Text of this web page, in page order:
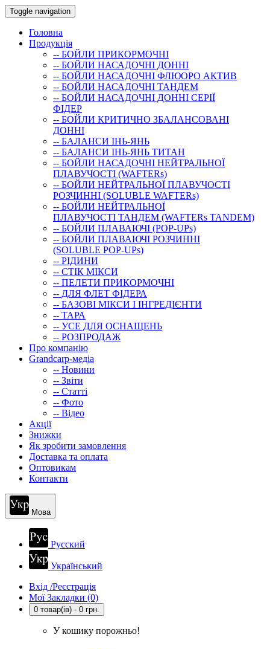
Toggle navigation
Головна
Продукція
-- БОЙЛИ ПРИКОРМОЧНI
-- БОЙЛИ НАСАДОЧНI ДОННI
-- БОЙЛИ НАСАДОЧНІ ФЛЮОРО АКТИВ
-- БОЙЛИ НАСАДОЧНІ ТАНДЕМ
-- БОЙЛИ НАСАДОЧНI ДОННI СЕРIÏ
ФIДЕР
-- БОЙЛИ КРИТИЧНО ЗБАЛАНСОВАНІ
ДОННІ
-- БАЛАНСИ ІНЬ-ЯНЬ
-- БАЛАНСИ ІНЬ-ЯНЬ ТИТАН
-- БОЙЛИ НАСАДОЧНI НЕЙТРАЛЬНОÏ
ПЛАВУЧОСТI (WAFTERs)
-- БОЙЛИ НЕЙТРАЛЬНОЇ ПЛАВУЧОСТІ
РОЗЧИННІ (SOLUBLE WAFTERs)
-- БОЙЛИ НЕЙТРАЛЬНОЇ
ПЛАВУЧОСТІ ТАНДЕМ (WAFTERs TANDEM)
-- БОЙЛИ ПЛАВАЮЧІ (POP-UPs)
-- БОЙЛИ ПЛАВАЮЧI РОЗЧИННI
(SOLUBLE POP-UPs)
-- РIДИНИ
-- СТIК МIКСИ
-- ПЕЛЕТИ ПРИКОРМОЧНІ
-- ДЛЯ ФЛЕТ ФІДЕРА
-- БАЗОВІ МІКСИ І ІНГРЕДІЄНТИ
-- ТАРА
-- УСЕ ДЛЯ ОСНАЩЕНЬ
-- РОЗПРОДАЖ
Про компанію
Grandcarp-медіа
-- Новини
-- Звіти
-- Статті
-- Фото
-- Відео
Акції
Знижки
Як зробити замовлення
Доставка та оплата
Оптовикам
Контакти
Мова
Русский
Український
Вхід /Реєстрація
Мої Закладки (0)
0 товар(ів) - 0 грн.
У кошику порожньо!